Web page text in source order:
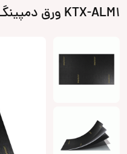
KTX-ALM1 ورق دمپینگ آلپاین Alpine